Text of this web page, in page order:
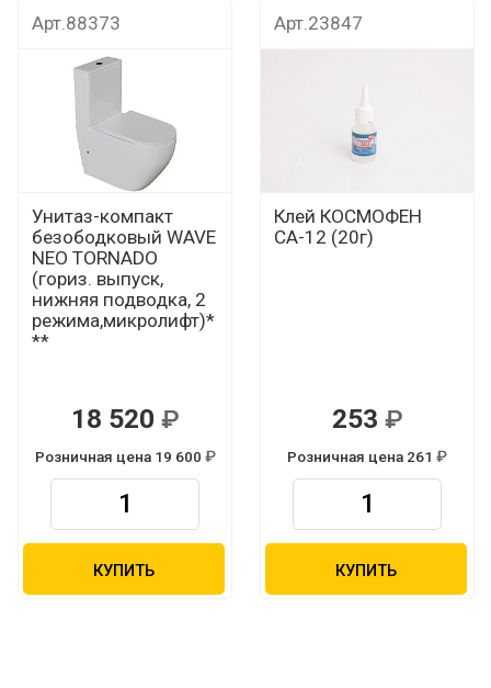
Арт.88373
Унитаз-компакт
безободковый WAVE
NEO TORNADO
(гориз. выпуск,
нижняя подводка, 2
режима,микролифт)*
**
18 520
Розничная цена 19 600
КУПИТЬ
Арт.23847
Клей КОСМОФЕН
СА-12 (20г)
253
Розничная цена 261
КУПИТЬ
Р
Р Р
Дока рекомендует Дока